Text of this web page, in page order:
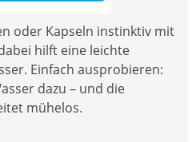
oder Kapseln instinktiv mit
hilft eine leichte
Einfach ausprobieren:
dazu – und die
mühelos.